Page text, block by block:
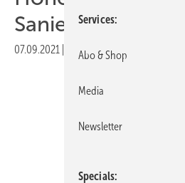
07.09.2021 Veröffentlicht in
Services
Abo & Shop
Media
Newsletter
Specials